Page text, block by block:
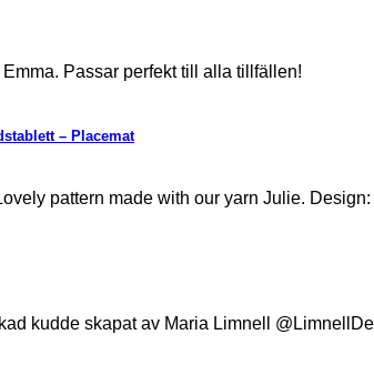
Passar perfekt till alla tillfällen!
– Placemat
pattern made with our yarn Julie.
kudde skapat av Maria Limnell